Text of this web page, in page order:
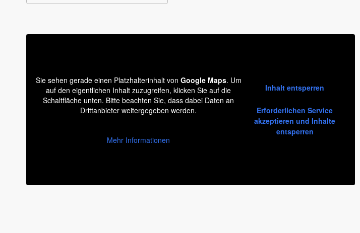
Sie sehen gerade einen Platzhalterinhalt von Google Maps. Um
auf den eigentlichen Inhalt zuzugreifen, klicken Sie auf die
Schaltfläche unten. Bitte beachten Sie, dass dabei Daten an
Drittanbieter weitergegeben werden.
Mehr Informationen
Inhalt entsperren
Erforderlichen Service
akzeptieren und Inhalte
entsperren